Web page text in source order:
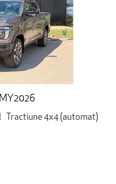
Tractiune 4x4 (automat)